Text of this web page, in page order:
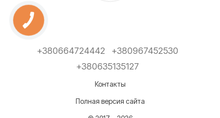
+380664724442
+380967452530
+380635135127
Контакты
Полная версия сайта